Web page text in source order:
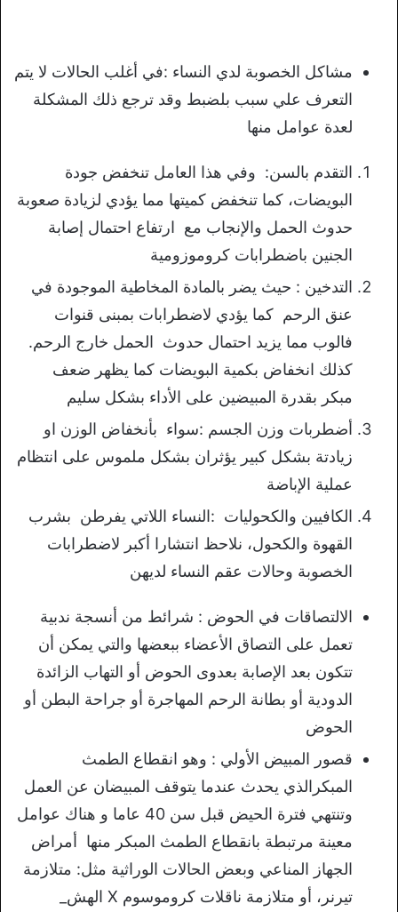
مشاكل الخصوبة لدي النساء :في أغلب الحالات لا يتم
التعرف علي سبب بلضبط وقد ترجع ذلك المشكلة
لعدة عوامل منها
التقدم بالسن: وفي هذا العامل تنخفض جودة
البويضات، كما تنخفض كميتها مما يؤدي لزيادة صعوبة
حدوث الحمل والإنجاب مع ارتفاع احتمال إصابة
الجنين باضطرابات كروموزومية
التدخين : حيث يضر بالمادة المخاطية الموجودة في
عنق الرحم كما يؤدي لاضطرابات بمبنى قنوات
فالوب مما يزيد احتمال حدوث الحمل خارج الرحم.
كذلك انخفاض بكمية البويضات كما يظهر ضعف
مبكر بقدرة المبيضين على الأداء بشكل سليم
أضطربات وزن الجسم :سواء بأنخفاض الوزن او
زيادتة بشكل كبير يؤثران بشكل ملموس على انتظام
عملية الإباضة
الكافيين والكحوليات :النساء اللاتي يفرطن بشرب
القهوة والكحول، نلاحظ انتشارا أكبر لاضطرابات
الخصوبة وحالات عقم النساء لديهن
الالتصاقات في الحوض : شرائط من أنسجة ندبية
تعمل على التصاق الأعضاء ببعضها والتي يمكن أن
تتكون بعد الإصابة بعدوى الحوض أو التهاب الزائدة
الدودية أو بطانة الرحم المهاجرة أو جراحة البطن أو
الحوض
قصور المبيض الأولي : وهو انقطاع الطمث
المبكرالذي يحدث عندما يتوقف المبيضان عن العمل
وتنتهي فترة الحيض قبل سن 40 عاما و هناك عوامل
معينة مرتبطة بانقطاع الطمث المبكر منها أمراض
الجهاز المناعي وبعض الحالات الوراثية مثل: متلازمة
تيرنر، أو متلازمة ناقلات كروموسوم X الهش_